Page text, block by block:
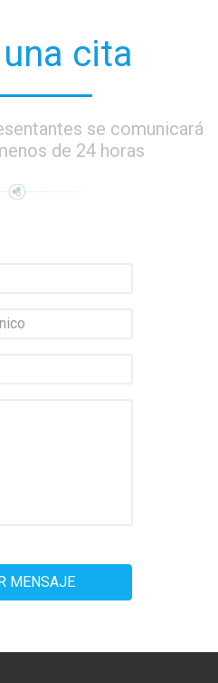
cita
se comunicará
de 24 horas